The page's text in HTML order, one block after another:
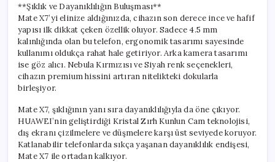
**Şıklık ve Dayanıklılığın Buluşması**
Mate X7’yi elinize aldığınızda, cihazın son derece ince ve hafif
yapısı ilk dikkat çeken özellik oluyor. Sadece 4.5 mm
kalınlığında olan bu telefon, ergonomik tasarımı sayesinde
kullanımı oldukça rahat hale getiriyor. Arka kamera tasarımı
ise göz alıcı. Nebula Kırmızısı ve Siyah renk seçenekleri,
cihazın premium hissini artıran nitelikteki dokularla
birleşiyor.
Mate X7, şıklığının yanı sıra dayanıklılığıyla da öne çıkıyor.
HUAWEI’nin geliştirdiği Kristal Zırh Kunlun Cam teknolojisi,
dış ekranı çizilmelere ve düşmelere karşı üst seviyede koruyor.
Katlanabilir telefonlarda sıkça yaşanan dayanıklılık endişesi,
Mate X7 ile ortadan kalkıyor.